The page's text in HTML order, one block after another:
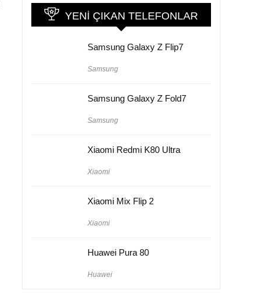
YENI ÇIKAN TELEFONLAR
Samsung Galaxy Z Flip7
Samsung
Samsung Galaxy Z Fold7
Samsung
Xiaomi Redmi K80 Ultra
Xiaomi
Xiaomi Mix Flip 2
Xiaomi
Huawei Pura 80
Huawei